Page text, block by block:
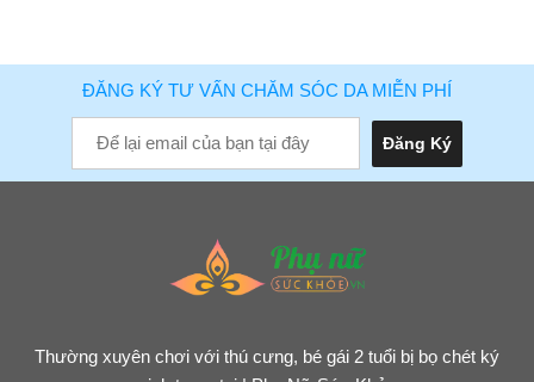
ĐĂNG KÝ TƯ VẤN CHĂM SÓC DA MIỄN PHÍ
Thường xuyên chơi với thú cưng, bé gái 2 tuổi bị bọ chét ký